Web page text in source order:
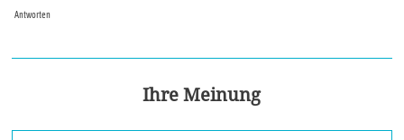
Antworten
Ihre Meinung